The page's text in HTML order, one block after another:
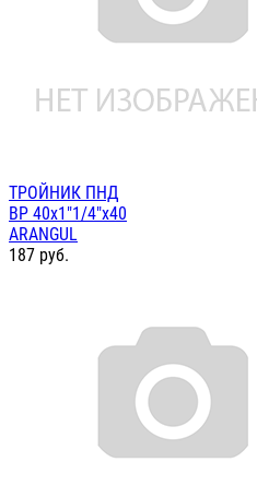
ТРОЙНИК ПНД
ВР 40х1"1/4"х40
ARANGUL
187 руб.